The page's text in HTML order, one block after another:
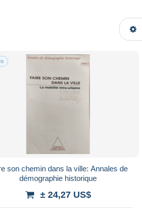
son chemin dans la ville: Annales de
démographie historique
± 24,27 US$